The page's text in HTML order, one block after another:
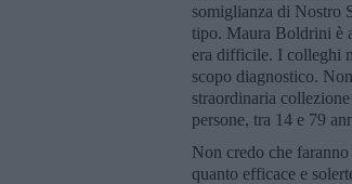
somiglianza di Nostro
tipo. Maura Boldrini è
era difficile. I colleghi
scopo diagnostico.
straordinaria
persone, tra 14 e 79
Non credo che
quanto efficace e